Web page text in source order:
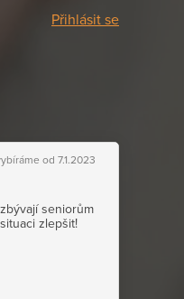
Přihlásit se
od 7.1.2023
seniorům
zlepšit!